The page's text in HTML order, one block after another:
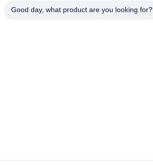
Good day, what product are you looking for?